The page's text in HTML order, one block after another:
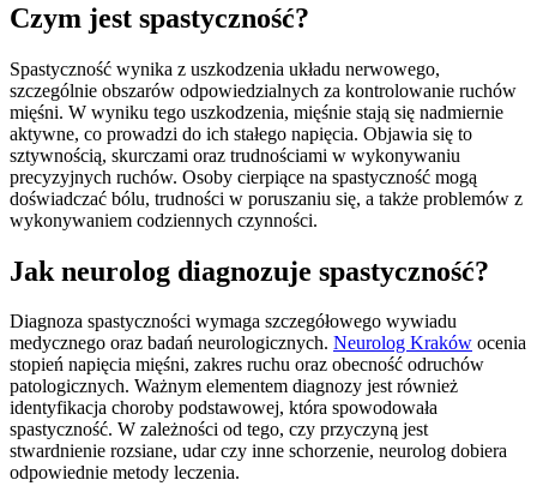
Czym jest spastyczność?
Spastyczność wynika z uszkodzenia układu nerwowego,
szczególnie obszarów odpowiedzialnych za kontrolowanie ruchów
mięśni. W wyniku tego uszkodzenia, mięśnie stają się nadmiernie
aktywne, co prowadzi do ich stałego napięcia. Objawia się to
sztywnością, skurczami oraz trudnościami w wykonywaniu
precyzyjnych ruchów. Osoby cierpiące na spastyczność mogą
doświadczać bólu, trudności w poruszaniu się, a także problemów z
wykonywaniem codziennych czynności.
Jak neurolog diagnozuje spastyczność?
Diagnoza spastyczności wymaga szczegółowego wywiadu
medycznego oraz badań neurologicznych. Neurolog Kraków ocenia
stopień napięcia mięśni, zakres ruchu oraz obecność odruchów
patologicznych. Ważnym elementem diagnozy jest również
identyfikacja choroby podstawowej, która spowodowała
spastyczność. W zależności od tego, czy przyczyną jest
stwardnienie rozsiane, udar czy inne schorzenie, neurolog dobiera
odpowiednie metody leczenia.